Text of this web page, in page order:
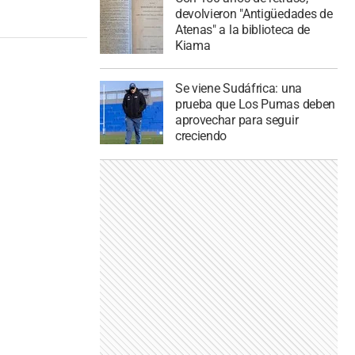
devolvieron "Antigüedades de
Atenas" a la biblioteca de
Kiama
Se viene Sudáfrica: una
prueba que Los Pumas deben
aprovechar para seguir
creciendo